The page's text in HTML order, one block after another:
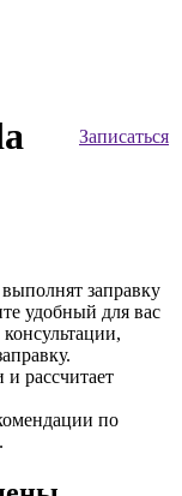
Записаться
заправку
удобный для вас
рассчитает
по